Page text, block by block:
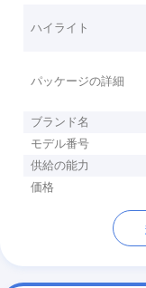
ハイライト
パッケージの詳細
ブランド名
モデル番号
供給の能力
価格